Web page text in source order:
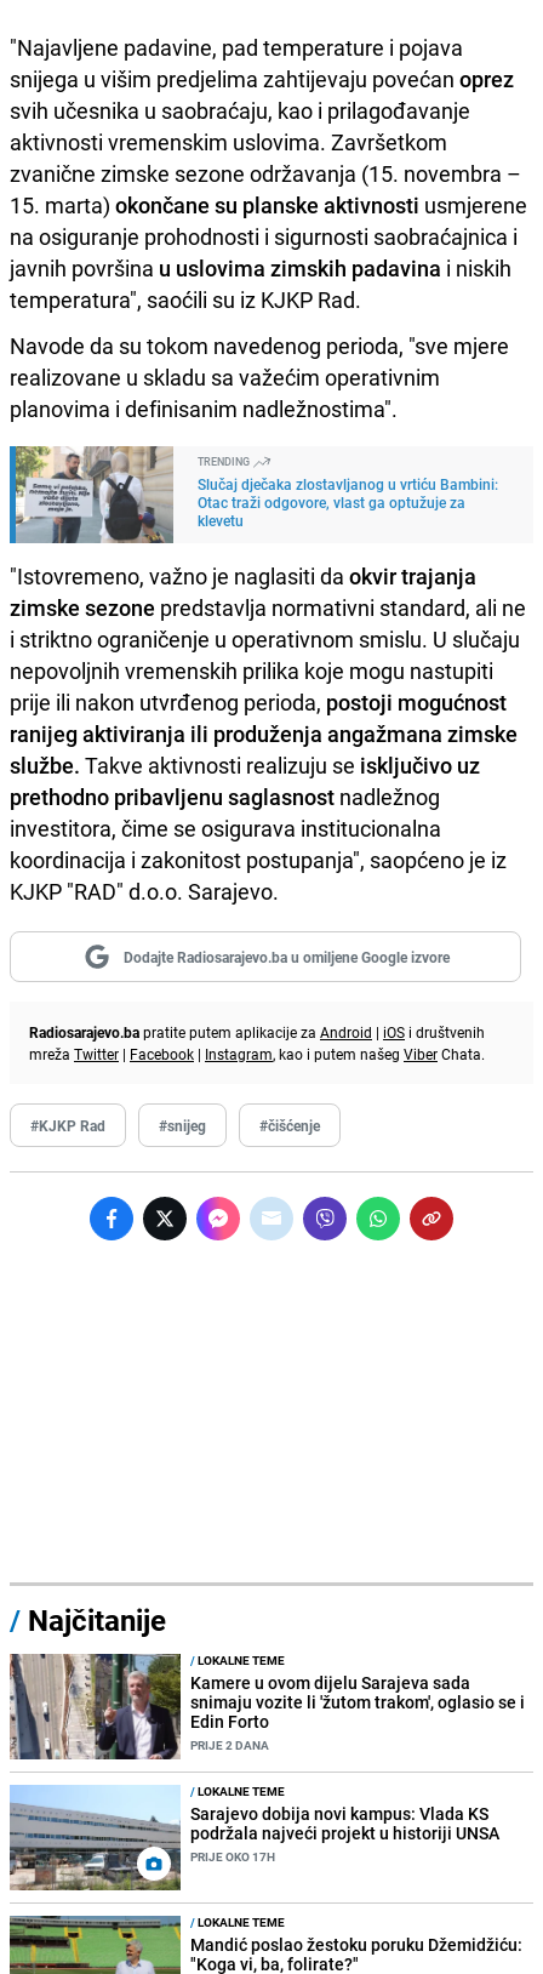
"Najavljene padavine, pad temperature i pojava
snijega u višim predjelima zahtijevaju povećan oprez
svih učesnika u saobraćaju, kao i prilagođavanje
aktivnosti vremenskim uslovima. Završetkom
zvanične zimske sezone održavanja (15. novembra –
15. marta) okončane su planske aktivnosti usmjerene
na osiguranje prohodnosti i sigurnosti saobraćajnica i
javnih površina u uslovima zimskih padavina i niskih
temperatura", saoćili su iz KJKP Rad.
Navode da su tokom navedenog perioda, "sve mjere
realizovane u skladu sa važećim operativnim
planovima i definisanim nadležnostima".
TRENDING
Slučaj dječaka zlostavljanog u vrtiću Bambini:
Otac traži odgovore, vlast ga optužuje za
klevetu
"Istovremeno, važno je naglasiti da okvir trajanja
zimske sezone predstavlja normativni standard, ali ne
i striktno ograničenje u operativnom smislu. U slučaju
nepovoljnih vremenskih prilika koje mogu nastupiti
prije ili nakon utvrđenog perioda, postoji mogućnost
ranijeg aktiviranja ili produženja angažmana zimske
službe. Takve aktivnosti realizuju se isključivo uz
prethodno pribavljenu saglasnost nadležnog
investitora, čime se osigurava institucionalna
koordinacija i zakonitost postupanja", saopćeno je iz
KJKP "RAD" d.o.o. Sarajevo.
Dodajte Radiosarajevo.ba u omiljene Google izvore
Radiosarajevo.bapratite putem aplikacije za Android | iOS i društvenih
mreža Twitter | Facebook | Instagram, kao i putem našeg ViberChata.
#KJKP Rad #snijeg #čišćenje
/ Najčitanije
/LOKALNE TEME
Kamere u ovom dijelu Sarajeva sada
snimaju vozite li 'žutom trakom', oglasio se i
Edin Forto
PRIJE 2 DANA
/LOKALNE TEME
Sarajevo dobija novi kampus: Vlada KS
podržala najveći projekt u historiji UNSA
PRIJE OKO 17H
/LOKALNE TEME
Mandić poslao žestoku poruku Džemidžiću:
"Koga vi, ba, folirate?"